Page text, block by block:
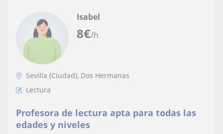
8€/h
Isabel
Sevilla (Ciudad), Dos Hermanas
Lectura
Profesora de lectura apta para todas las
edades y niveles